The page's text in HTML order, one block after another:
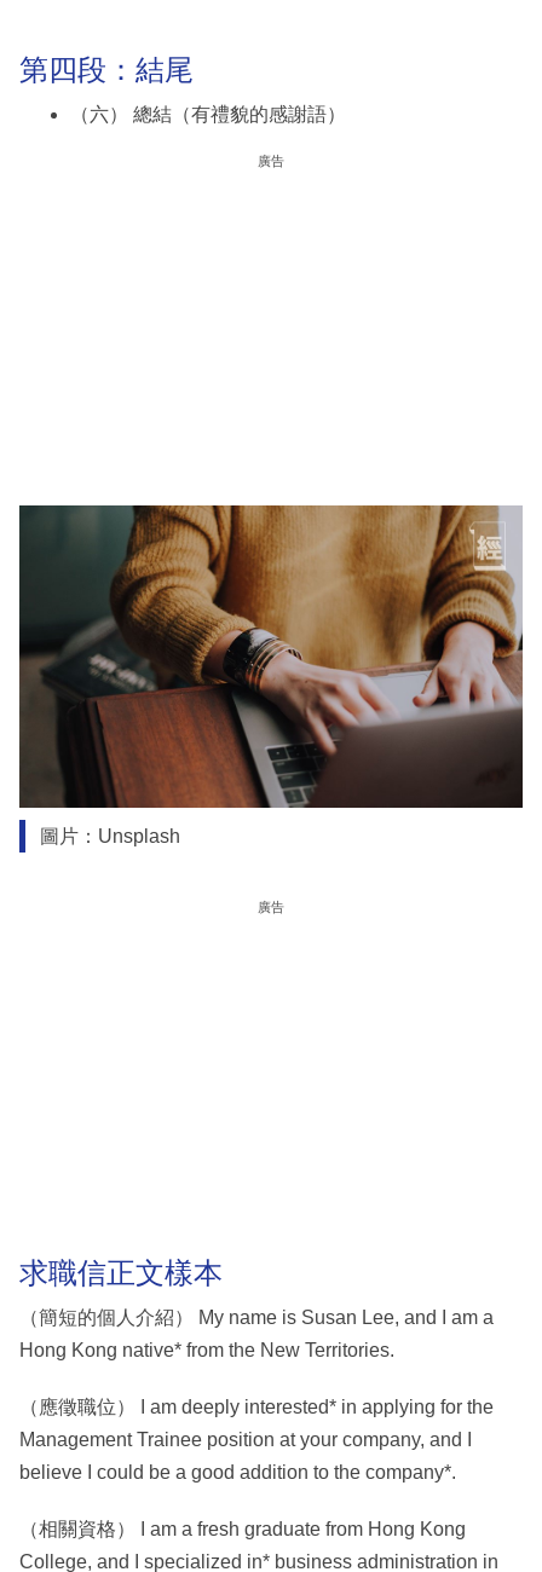
第四段：結尾
（六） 總結（有禮貌的感謝語）
廣告
圖片：Unsplash
廣告
求職信正文樣本
（簡短的個人介紹） My name is Susan Lee, and I am a
Hong Kong native* from the New Territories.
（應徵職位） I am deeply interested* in applying for the
Management Trainee position at your company, and I
believe I could be a good addition to the company*.
（相關資格） I am a fresh graduate from Hong Kong
College, and I specialized in* business administration in